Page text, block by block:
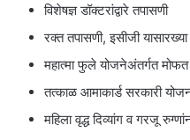
विशेषज्ञ डॉक्टरांद्वारे तपासणी
रक्त तपासणी, इसीजी
महात्मा फुले योजनेअंतर्गत
तत्काळ आमाकार्ड सरकारी
महिला वृद्ध दिव्यांग व गरजू